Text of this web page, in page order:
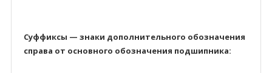
Суффиксы — знаки дополнительного обозначения
справа от основного обозначения подшипника: